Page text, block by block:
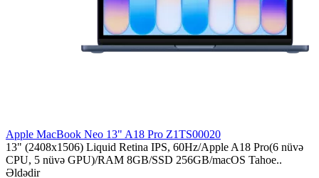
Apple MacBook Neo 13" A18 Pro Z1TS00020
13" (2408x1506) Liquid Retina IPS, 60Hz/Apple A18 Pro(6 nüvə
CPU, 5 nüvə GPU)/RAM 8GB/SSD 256GB/macOS Tahoe..
Əldədir